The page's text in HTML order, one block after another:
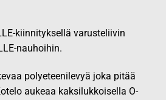
kiinnityksellä varusteliivin
nauhoihin.
polyeteenilevyä joka pitää
aukeaa kaksilukkoisella O-